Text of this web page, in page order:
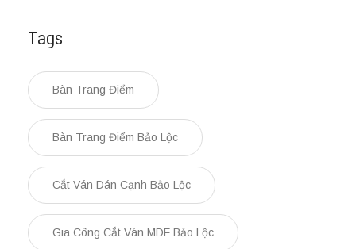
Tags
Bàn Trang Điểm
Bàn Trang Điểm Bảo Lộc
Cắt Ván Dán Cạnh Bảo Lộc
Gia Công Cắt Ván MDF Bảo Lộc